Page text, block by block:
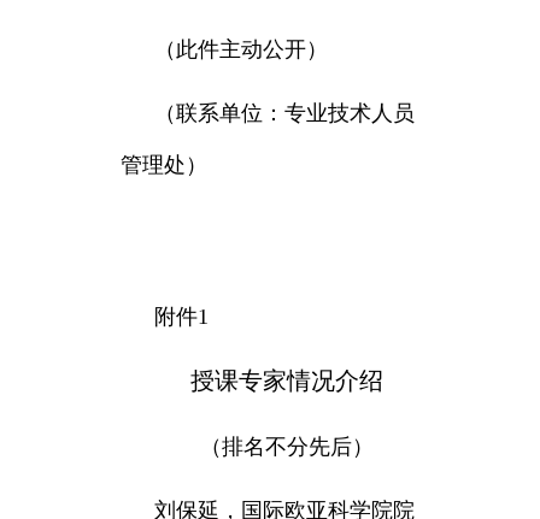
（此件主动公开）
（联系单位：专业技术人员
管理处）
附件1
授课专家情况介绍
（排名不分先后）
刘保延， 国际欧亚科学院院